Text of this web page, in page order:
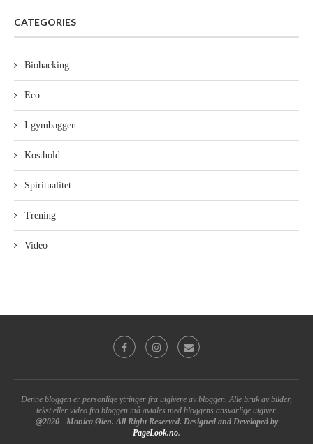
CATEGORIES
Biohacking
Eco
I gymbaggen
Kosthold
Spiritualitet
Trening
Video
Denne bloggen er personlige ytringer fra utgivere av bloggen. Alle bruk av bilder,
tekst eller video fra bloggen må avtales med bloggens ansvarlige utgiver.
@2020 - Monica Øien. All Right Reserved. Designed and Developed by
PageLook.no.